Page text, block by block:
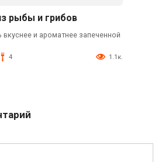
рыбы и грибов
и ароматнее запеченной
4 1.1к.